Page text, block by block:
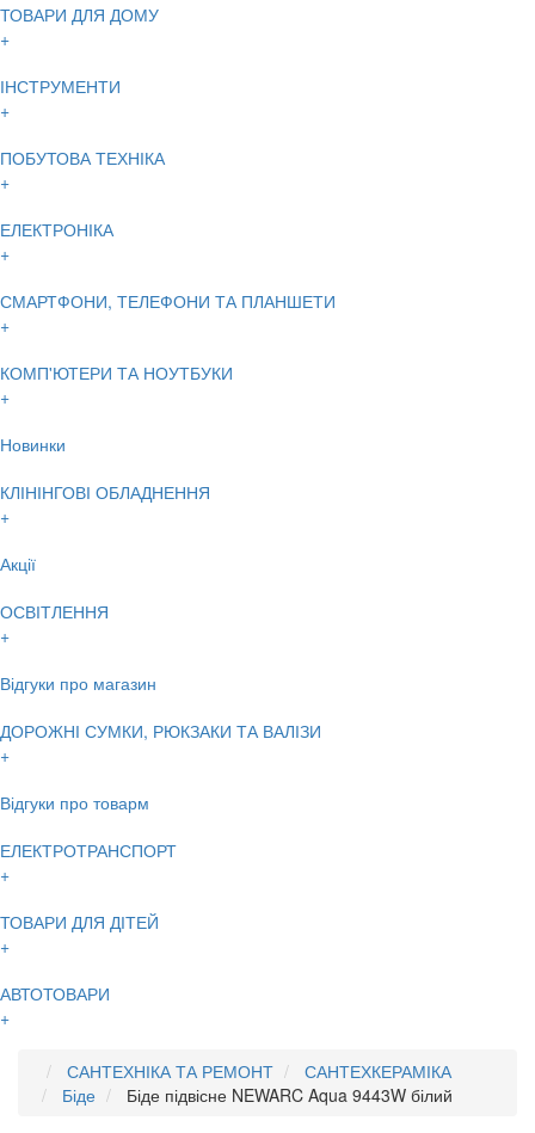
ТОВАРИ ДЛЯ ДОМУ
+
ІНСТРУМЕНТИ
+
ПОБУТОВА ТЕХНІКА
+
ЕЛЕКТРОНІКА
+
СМАРТФОНИ, ТЕЛЕФОНИ ТА ПЛАНШЕТИ
+
КОМП'ЮТЕРИ ТА НОУТБУКИ
+
Новинки
КЛІНІНГОВІ ОБЛАДНЕННЯ
+
Акції
ОСВІТЛЕННЯ
+
Відгуки про магазин
ДОРОЖНІ СУМКИ, РЮКЗАКИ ТА ВАЛІЗИ
+
Відгуки про товарм
ЕЛЕКТРОТРАНСПОРТ
+
ТОВАРИ ДЛЯ ДІТЕЙ
+
АВТОТОВАРИ
+
САНТЕХНІКА ТА РЕМОНТ
САНТЕХКЕРАМІКА
Біде
Біде підвісне NEWARC Aqua 9443W білий